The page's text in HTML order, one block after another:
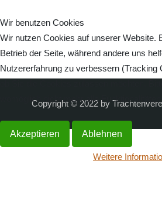
Copyright © 2022 by
Wir benutzen Cookies
Wir nutzen Cookies auf unserer Website.
Betrieb der Seite, während andere uns
Nutzererfahrung zu verbessern
womöglich nicht mehr alle
Akzeptieren Ablehnen
Weitere